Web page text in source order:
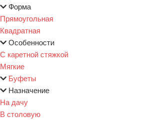
Форма
Прямоугольная
Квадратная
Особенности
С каретной стяжкой
Мягкие
Буфеты
Назначение
На дачу
В столовую